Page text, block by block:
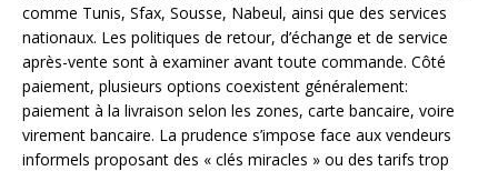
comme Tunis, Sfax, Sousse, Nabeul, ainsi que des services
nationaux. Les politiques de retour, d’échange et de service
après-vente sont à examiner avant toute commande. Côté
paiement, plusieurs options coexistent généralement:
paiement à la livraison selon les zones, carte bancaire, voire
virement bancaire. La prudence s’impose face aux vendeurs
informels proposant des « clés miracles » ou des tarifs trop